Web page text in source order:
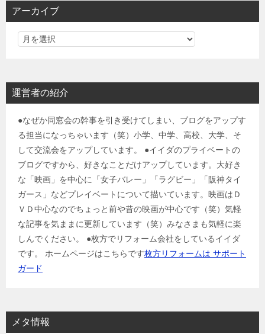
アーカイブ
運営者の紹介
●なぜか同窓会の幹事を引き受けてしまい、ブログをアップす
る担当になっちゃいます（笑）小学、中学、高校、大学、そ
して交流会をアップしています。 ●イイダのプライベートの
ブログですから、好きなことだけアップしています。大好き
な「映画」を中心に「女子バレー」「ラグビー」「阪神タイ
ガース」などプレイベートについて描いています。映画はＤ
ＶＤ中心なのでちょっと前や昔の映画が中心です（笑）気軽
な記事を気ままに更新しています（笑）みなさまも気軽に楽
しんでください。 ●枚方でリフォーム会社をしているイイダ
です。 ホームページはこちらです枚方リフォームは サポート
ガード
メタ情報